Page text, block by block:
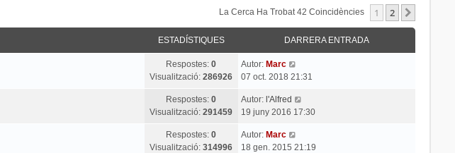
La Cerca Ha Trobat 42 Coincidències 1 2
ESTADÍSTIQUES DARRERA ENTRADA
Respostes:0
Visualització:286926
Autor: Marc
07 oct. 2018 21:31
Respostes:0
Visualització:291459
Autor: l'Alfred
19 juny 2016 17:30
Respostes:0
Visualització:314996
Autor: Marc
18 gen. 2015 21:19